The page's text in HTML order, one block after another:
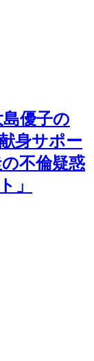
島優子の
身サポー
不倫疑惑
」